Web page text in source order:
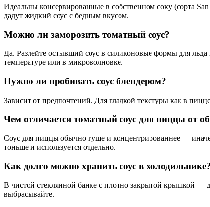
Идеальны консервированные в собственном соку (сорта
дадут жидкий соус с бедным вкусом.
Можно ли заморозить томатный соус?
Да. Разлейте остывший соус в силиконовые формы для
температуре или в микроволновке.
Нужно ли пробивать соус блендером?
Зависит от предпочтений. Для гладкой текстуры как в
Чем отличается томатный соус для пиццы от
Соус для пиццы обычно гуще и концентрированнее —
тоньше и используется отдельно.
Как долго можно хранить соус в холодильнике?
В чистой стеклянной банке с плотно закрытой крышкой —
выбрасывайте.